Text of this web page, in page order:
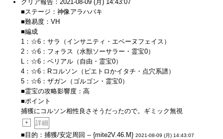
クリア報告：2021-08-09 (月) 14:43:07
■ステージ：神像アラハバキ
■難易度：VH
■編成
1：☆6：サラ（インサニティ・エベーヌフェイス）
2：☆6：フォラス（水獣ソーサラー・霊宝0）
L：☆6：ベリアル（自由・霊宝0）
4：☆6：Rコルソン（ピエトロかイタチ・点穴系譜）
5：☆6：ザガン（ゴルゴン・霊宝0）
■霊宝の攻略影響度：高
■ポイント
捕獲にコルソン相性良さそうだったので。ギミック無視
+
詳細
■目的：捕獲/安定周回 -- {mite2V.46.M} 2021-08-09 (月) 14:43:07